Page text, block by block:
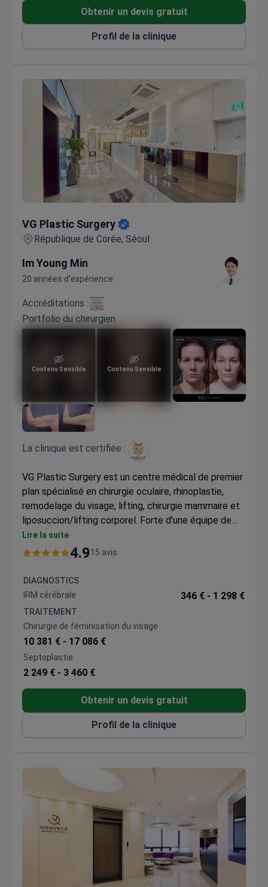
Obtenir un devis gratuit
Profil de la clinique
VG Plastic Surgery
République de Corée, Séoul
Im Young Min
20 années d'expérience
Accréditations :
Portfolio du chirurgien
Contenu Sensible Contenu Sensible
La clinique est certifiée :
VG Plastic Surgery est un centre médical de premier
plan spécialisé en chirurgie oculaire, rhinoplastie,
remodelage du visage, lifting, chirurgie mammaire et
liposuccion/lifting corporel. Forte d'une équipe de
spécialistes certifiés et d'un personnel multilingue, la
clinique offre des soins exceptionnels à des patients
blocs opératoires ultramodernes, de systèmes de
sécurité de pointe et d'un hébergement luxueux,
garantissant une expérience optimale et sans
encombre.
Lire la suite
4.915 avis
DIAGNOSTICS
IRM cérébrale
346 € - 1 298 €
TRAITEMENT
Chirurgie de féminisation du visage
10 381 € - 17 086 €
Septoplastie
2 249 € - 3 460 €
Obtenir un devis gratuit
Profil de la clinique